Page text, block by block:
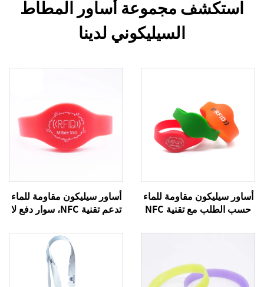
استكشف مجموعة أساور المطاط
السيليكوني لدينا
أساور سيليكون مقاومة للماء
حسب الطلب مع تقنية NFC
باستخدام RFID، سوار معصم
أساور سيليكون مقاومة للماء
تدعم تقنية NFC، سوار دفع لا
NTAG215 بنظام NFC